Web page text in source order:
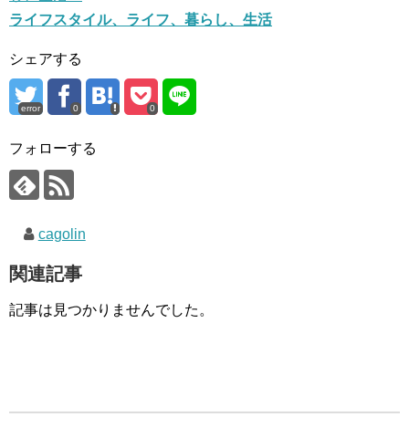
ライフスタイル、ライフ、暮らし、生活
シェアする
error 0 0
フォローする
cagolin
関連記事
記事は見つかりませんでした。